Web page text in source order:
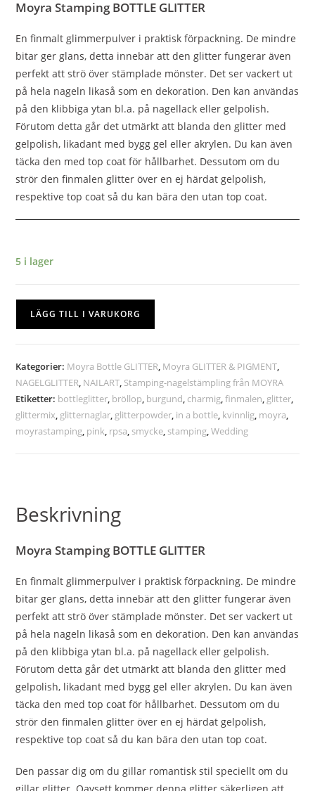
Moyra Stamping BOTTLE GLITTER
En finmalt glimmerpulver i praktisk förpackning. De mindre
bitar ger glans, detta innebär att den glitter fungerar även
perfekt att strö över stämplade mönster. Det ser vackert ut
på hela nageln likaså som en dekoration. Den kan användas
på den klibbiga ytan bl.a. på nagellack eller gelpolish.
Förutom detta går det utmärkt att blanda den glitter med
gelpolish, likadant med bygg gel eller akrylen. Du kan även
täcka den med top coat för hållbarhet. Dessutom om du
strör den finmalen glitter över en ej härdat gelpolish,
respektive top coat så du kan bära den utan top coat.
5 i lager
LÄGG TILL I VARUKORG
Kategorier: Moyra Bottle GLITTER, Moyra GLITTER & PIGMENT,
NAGELGLITTER, NAILART, Stamping-nagelstämpling från MOYRA
Etiketter: bottleglitter, bröllop, burgund, charmig,finmalen, glitter,
glittermix, glitternaglar, glitterpowder, in a bottle, kvinnlig, moyra,
moyrastamping, pink, rpsa, smycke, stamping,Wedding
Beskrivning
Moyra Stamping BOTTLE GLITTER
En finmalt glimmerpulver i praktisk förpackning. De mindre
bitar ger glans, detta innebär att den glitter fungerar även
perfekt att strö över stämplade mönster. Det ser vackert ut
på hela nageln likaså som en dekoration. Den kan användas
på den klibbiga ytan bl.a. på nagellack eller gelpolish.
Förutom detta går det utmärkt att blanda den glitter med
gelpolish, likadant med bygg gel eller akrylen. Du kan även
täcka den medtop coat för hållbarhet. Dessutom om du
strör den finmalen glitter över en ej härdat gelpolish,
respektive top coat så du kan bära den utan top coat.
Den passar dig om du gillar romantisk stil speciellt om du